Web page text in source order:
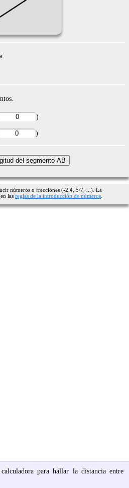
)
)
números o fracciones (-2.4, 5/7, ...). La
las reglas de la introducción de números.
para hallar la distancia entre